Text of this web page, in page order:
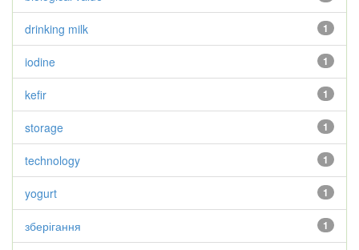
1
drinking milk
1
iodine
1
kefir
1
storage
1
technology
1
yogurt
1
зберігання